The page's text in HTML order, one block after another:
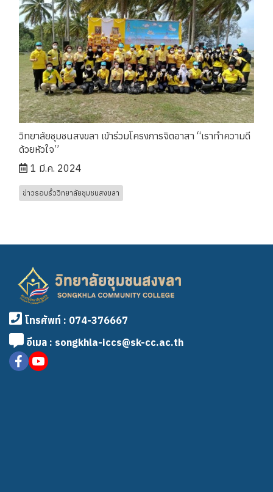
วิทยาลัยชุมชนสงขลา เข้าร่วมโครงการจิตอาสา “เราทำความดี
ด้วยหัวใจ”
1 มี.ค. 2024
ข่าวรอบรั้ววิทยาลัยชุมชนสงขลา
โทรศัพท์ : 074-376667
อีเมล : songkhla-iccs@sk-cc.ac.th